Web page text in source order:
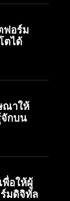
ฟอร์ม
ตได้
ณาให้
จักบน
พื่อให้ผู้
มดิจิทัล